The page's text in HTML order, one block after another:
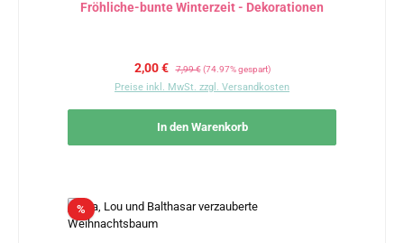
Fröhliche-bunte Winterzeit - Dekorationen
Verkaufspreis:
2,00 € Regulärer Preis:
7,99 € (74.97% gespart)
Preise inkl. MwSt. zzgl. Versandkosten
In den Warenkorb
%Rabatt